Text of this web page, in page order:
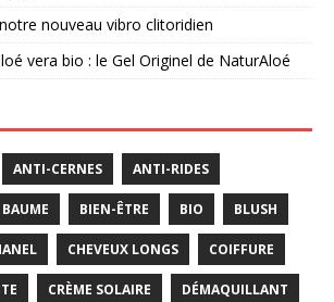
nouveau vibro clitoridien
vera bio : le Gel Originel de NaturAloé
ANTI-CERNES ANTI-RIDES
BAUME BIEN-ÊTRE BIO BLUSH
CHEVEUX LONGS COIFFURE
CRÈME SOLAIRE DÉMAQUILLANT